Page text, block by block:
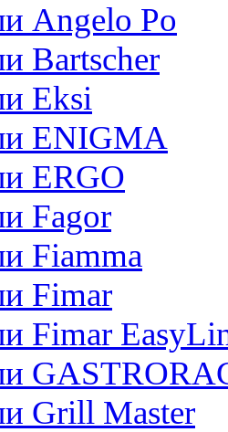
Angelo Po
Bartscher
Eksi
ENIGMA
ERGO
Fagor
Fiamma
Fimar
Fimar
Grill Master